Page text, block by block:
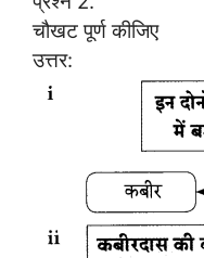
चौखट पूर्ण कीजिए
उत्तर: